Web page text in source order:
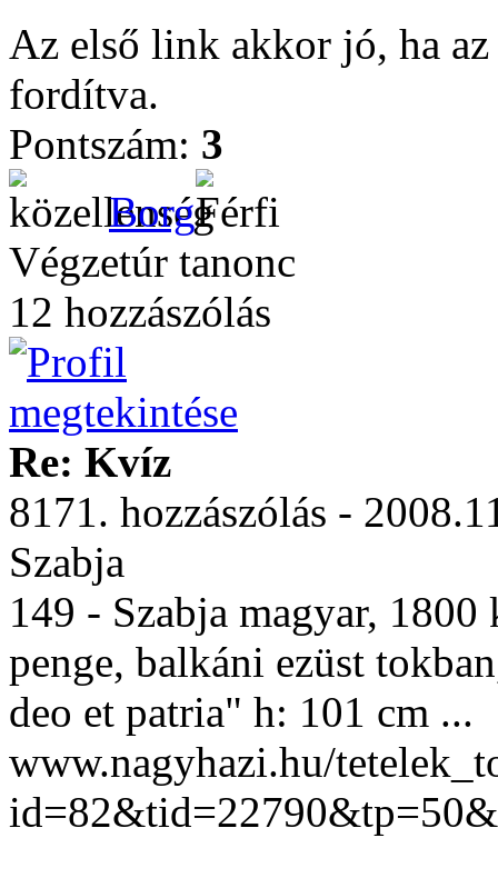
Az első link akkor jó, ha
fordítva.
Pontszám: 3
Borg
Végzetúr tanonc
12 hozzászólás
Re: Kvíz
8171. hozzászólás -
Szabja
149 - Szabja magyar,
penge, balkáni ezüst
deo et patria" h: 101 cm ...
www.nagyhazi.hu/